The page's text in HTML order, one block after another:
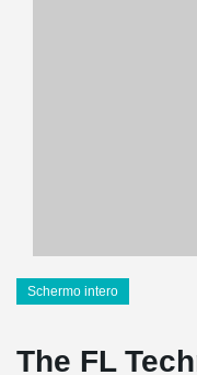
Schermo intero
The FL